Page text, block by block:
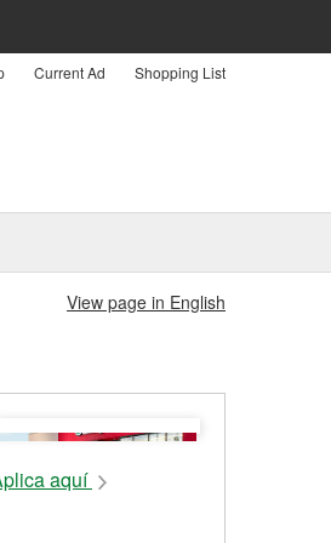
Current Ad Shopping List
View page in English
aquí